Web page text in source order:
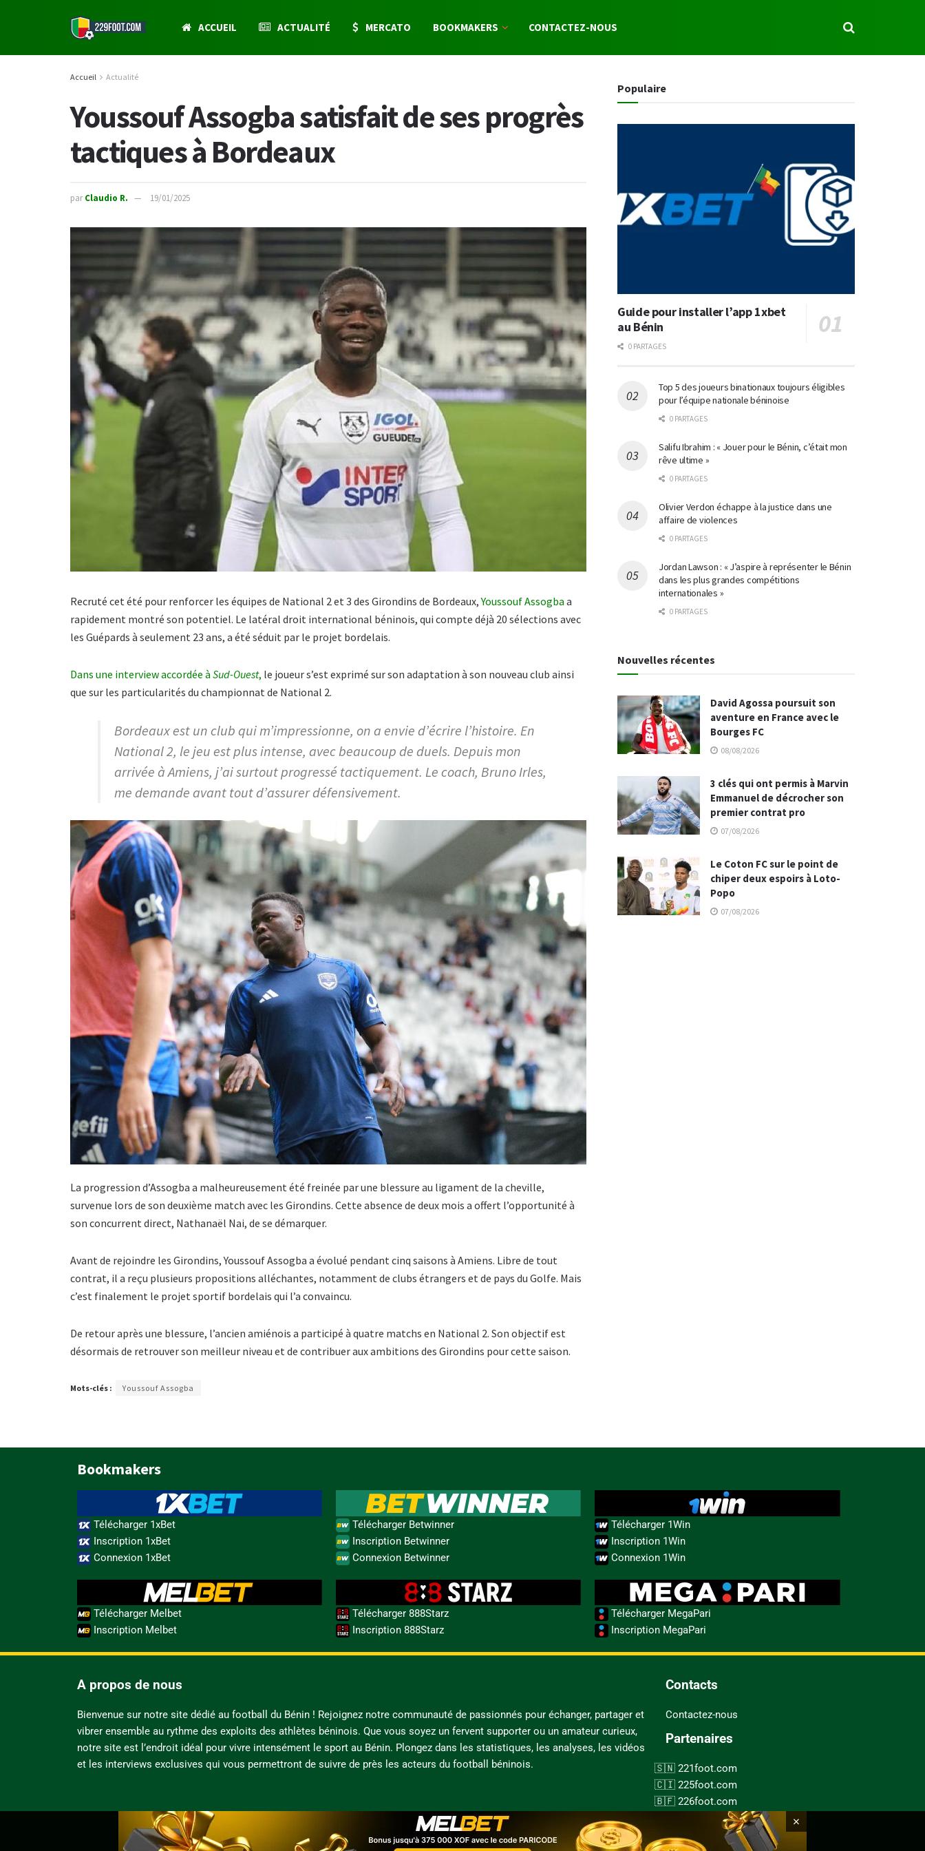
ACCUEIL ACTUALITÉ MERCATO BOOKMAKERS CONTACTEZ-NOUS
Accueil Actualité
Youssouf Assogba satisfait de ses progrès
tactiques à Bordeaux
par Claudio R. 19/01/2025
Recruté cet été pour renforcer les équipes de National 2 et 3 des Girondins de Bordeaux,Youssouf Assogba a
rapidement montré son potentiel. Le latéral droit international béninois, qui compte déjà 20 sélections avec
les Guépards à seulement 23 ans, a été séduit par le projet bordelais.
Dans une interview accordée à Sud-Ouest, le joueur s’est exprimé sur son adaptation à son nouveau club ainsi
que sur les particularités du championnat de National 2.
Bordeaux est un club qui m’impressionne, on a envie d’écrire l’histoire. En
National 2, le jeu est plus intense, avec beaucoup de duels. Depuis mon
arrivée à Amiens, j’ai surtout progressé tactiquement. Le coach, Bruno Irles,
me demande avant tout d’assurer défensivement.
La progression d’Assogba a malheureusement été freinée par une blessure au ligament de la cheville,
survenue lors de son deuxième match avec les Girondins. Cette absence de deux mois a offert l’opportunité à
son concurrent direct, Nathanaël Nai, de se démarquer.
Avant de rejoindre les Girondins, Youssouf Assogba a évolué pendant cinq saisons à Amiens. Libre de tout
contrat, il a reçu plusieurs propositions alléchantes, notamment de clubs étrangers et de pays du Golfe. Mais
c’est finalement le projet sportif bordelais qui l’a convaincu.
De retour après une blessure, l’ancien amiénois a participé à quatre matchs en National 2. Son objectif est
désormais de retrouver son meilleur niveau et de contribuer aux ambitions des Girondins pour cette saison.
Mots-clés : Youssouf Assogba
Populaire
Guide pour installer l’app 1xbet
au Bénin
0 PARTAGES
Top 5 des joueurs binationaux toujours éligibles
pour l’équipe nationale béninoise
0 PARTAGES
Salifu Ibrahim : « Jouer pour le Bénin, c’était mon
rêve ultime »
0 PARTAGES
Olivier Verdon échappe à la justice dans une
affaire de violences
0 PARTAGES
Jordan Lawson : « J’aspire à représenter le Bénin
dans les plus grandes compétitions
internationales »
0 PARTAGES
Nouvelles récentes
David Agossa poursuit son
aventure en France avec le
Bourges FC
08/08/2026
3 clés qui ont permis à Marvin
Emmanuel de décrocher son
premier contrat pro
07/08/2026
Le Coton FC sur le point de
chiper deux espoirs à Loto-
Popo
07/08/2026
Bookmakers
Télécharger 1xBet
Inscription 1xBet
Connexion 1xBet
Télécharger Betwinner
Inscription Betwinner
Connexion Betwinner
Télécharger 1Win
Inscription 1Win
Connexion 1Win
Télécharger Melbet
Inscription Melbet
Télécharger 888Starz
Inscription 888Starz
Télécharger MegaPari
Inscription MegaPari
A propos de nous
Bienvenue sur notre site dédié au football du Bénin ! Rejoignez notre communauté de passionnés pour échanger, partager et
vibrer ensemble au rythme des exploits des athlètes béninois. Que vous soyez un fervent supporter ou un amateur curieux,
notre site est l’endroit idéal pour vivre intensément le sport au Bénin. Plongez dans les statistiques, les analyses, les vidéos
et les interviews exclusives qui vous permettront de suivre de près les acteurs du football béninois.
Contacts
Contactez-nous
Partenaires
221foot.com
225foot.com
226foot.com
228foot.com
237foot.com
×